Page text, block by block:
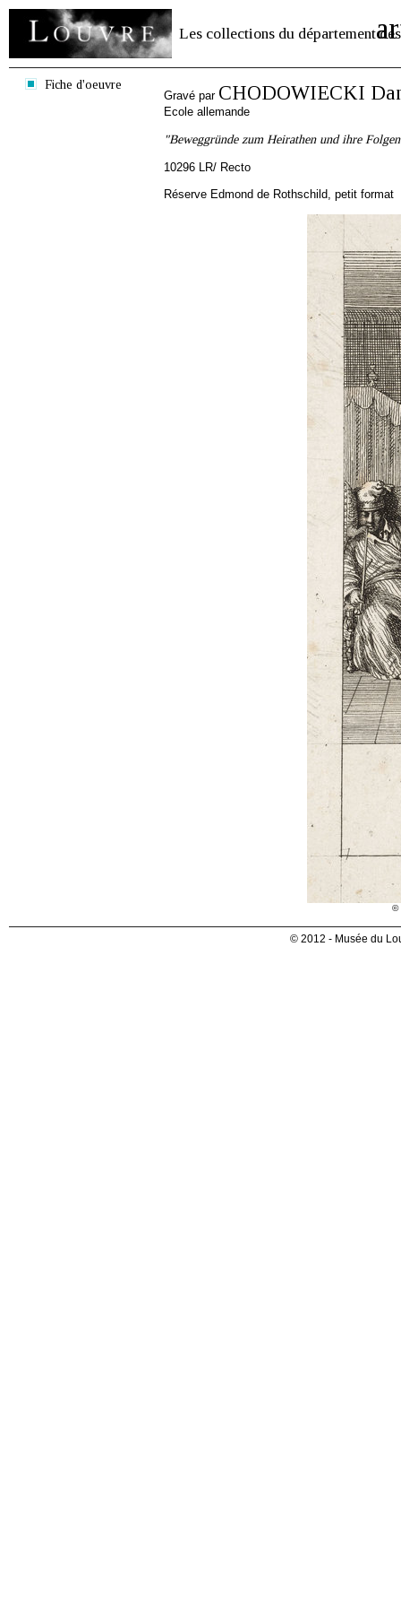
Les collections du département des
Fiche d'oeuvre
Gravé par CHODOWIECKI
Ecole allemande
"Beweggründe zum Heirathen und ihre
10296 LR/ Recto
Réserve Edmond de Rothschild, petit format
©
© 2012 - Musée du